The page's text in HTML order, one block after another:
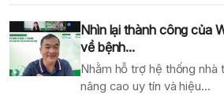
Nhìn lại thành công của
về bệnh...
Nhằm hỗ trợ hệ thống nhà
nâng cao uy tín và hiệu...